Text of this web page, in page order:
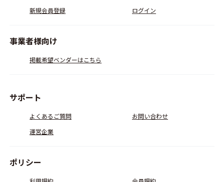
新規会員登録
ログイン
事業者様向け
掲載希望ベンダーはこちら
サポート
よくあるご質問
お問い合わせ
運営企業
ポリシー